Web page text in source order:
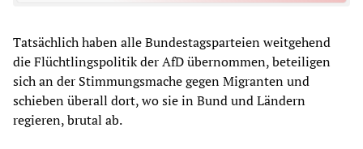
Tatsächlich haben alle Bundestagsparteien weitgehend
die Flüchtlingspolitik der AfD übernommen, beteiligen
sich an der Stimmungsmache gegen Migranten und
schieben überall dort, wo sie in Bund und Ländern
regieren, brutal ab.